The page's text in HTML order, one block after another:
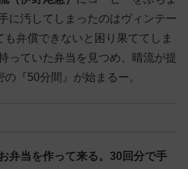
に汚してしまったのはヴィンテー
弁償できないと困り果ててしま
っていた弁当を見つめ、晴流が提
の『50分間』が始まるー。
弁当を作って来る。30回分で手